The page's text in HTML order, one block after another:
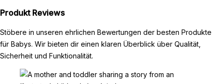
Produkt Reviews
Stöbere in unseren ehrlichen Bewertungen der besten Produkte
für Babys. Wir bieten dir einen klaren Überblick über Qualität,
Sicherheit und Funktionalität.